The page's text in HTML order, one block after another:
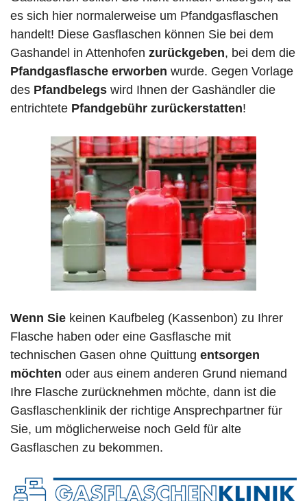
es sich hier normalerweise um Pfandgasflaschen
handelt! Diese Gasflaschen können Sie bei dem
Gashandel in Attenhofen zurückgeben, bei dem die
Pfandgasflasche erworben wurde. Gegen Vorlage
des Pfandbelegs wird Ihnen der Gashändler die
entrichtete Pfandgebühr zurückerstatten!
Wenn Sie keinen Kaufbeleg (Kassenbon) zu Ihrer
Flasche haben oder eine Gasflasche mit
technischen Gasen ohne Quittung entsorgen
möchten oder aus einem anderen Grund niemand
Ihre Flasche zurücknehmen möchte, dann ist die
Gasflaschenklinik der richtige Ansprechpartner für
Sie, um möglicherweise noch Geld für alte
Gasflaschen zu bekommen.